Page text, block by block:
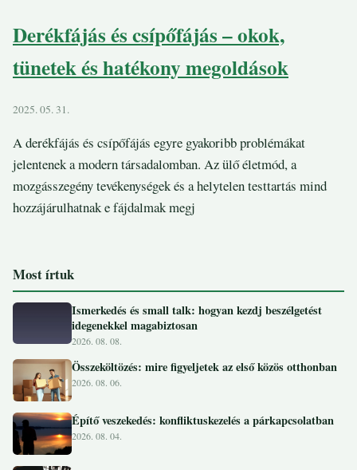
Derékfájás és csípőfájás – okok,
tünetek és hatékony megoldások
2025. 05. 31.
A derékfájás és csípőfájás egyre gyakoribb problémákat
jelentenek a modern társadalomban. Az ülő életmód, a
mozgásszegény tevékenységek és a helytelen testtartás mind
hozzájárulhatnak e fájdalmak megj
Most írtuk
Ismerkedés és small talk: hogyan kezdj beszélgetést
idegenekkel magabiztosan
2026. 08. 08.
Összeköltözés: mire figyeljetek az első közös otthonban
2026. 08. 06.
Építő veszekedés: konfliktuskezelés a párkapcsolatban
2026. 08. 04.